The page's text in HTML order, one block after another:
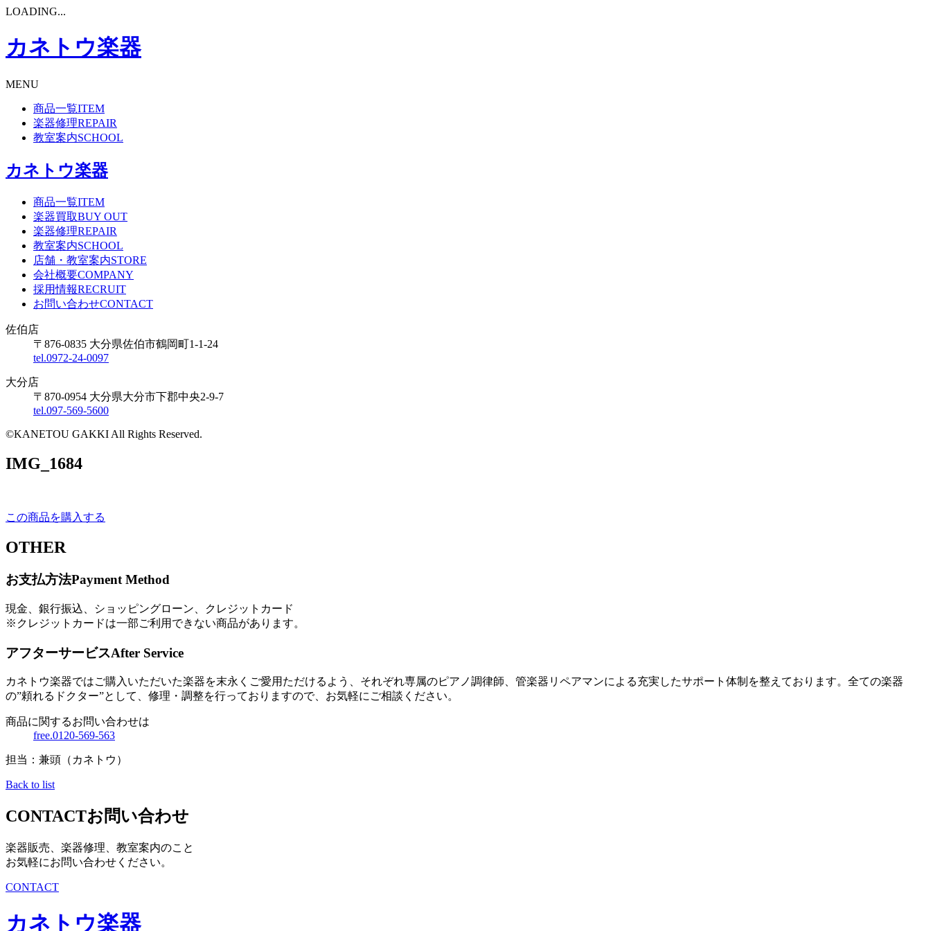
LOADING...
カネトウ楽器
MENU
商品一覧ITEM
楽器修理REPAIR
教室案内SCHOOL
カネトウ楽器
商品一覧ITEM
楽器買取BUY OUT
楽器修理REPAIR
教室案内SCHOOL
店舗・教室案内STORE
会社概要COMPANY
採用情報RECRUIT
お問い合わせCONTACT
佐伯店
〒876-0835 大分県佐伯市鶴岡町1-1-24
tel.0972-24-0097
大分店
〒870-0954 大分県大分市下郡中央2-9-7
tel.097-569-5600
©KANETOU GAKKI All Rights Reserved.
IMG_1684
この商品を購入する
OTHER
お支払方法Payment Method
現金、銀行振込、ショッピングローン、クレジットカード
※クレジットカードは一部ご利用できない商品があります。
アフターサービスAfter Service
カネトウ楽器ではご購入いただいた楽器を末永くご愛用ただけるよう、それぞれ専属のピアノ調律師、管楽器リペアマンによる充実したサポート体制を整えております。全ての楽器
の”頼れるドクター”として、修理・調整を行っておりますので、お気軽にご相談ください。
商品に関するお問い合わせは
free.0120-569-563
担当：兼頭（カネトウ）
Back to list
CONTACTお問い合わせ
楽器販売、楽器修理、教室案内のこと
お気軽にお問い合わせください。
CONTACT
カネトウ楽器